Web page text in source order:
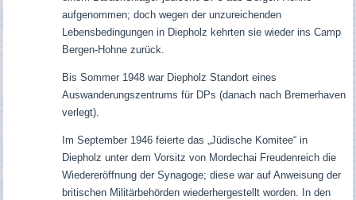
aufgenommen; doch wegen der unzureichenden
Lebensbedingungen in Diepholz kehrten sie wieder ins Camp
Bergen-Hohne zurück.
Bis Sommer 1948 war Diepholz Standort eines
Auswanderungszentrums für DPs (danach nach Bremerhaven
verlegt).
Im September 1946 feierte das „Jüdische Komitee“ in
Diepholz unter dem Vorsitz von Mordechai Freudenreich die
Wiedereröffnung der Synagoge; diese war auf Anweisung der
britischen Militärbehörden wiederhergestellt worden. In den